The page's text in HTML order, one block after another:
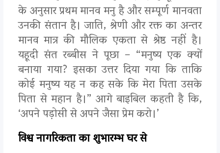
के अनुसार प्रथम मानव मनु है और सम्पूर्ण मानवता
उनकी संतान है। जाति, श्रेणी और रक्त का अन्तर
मानव मात्र की मौलिक एकता से श्रेष्ठ नहीं है।
यहूदी संत रब्बीस ने पूछा – “मनुष्य एक क्यों
बनाया गया? इसका उत्तर दिया गया कि ताकि
कोई मनुष्य यह न कह सके कि मेरा पिता उसके
पिता से महान है।” आगे बाइबिल कहती है कि,
‘अपने पड़ोसी से अपने जैसा प्रेम करो।’
विश्व नागरिकता का शुभारम्भ घर से